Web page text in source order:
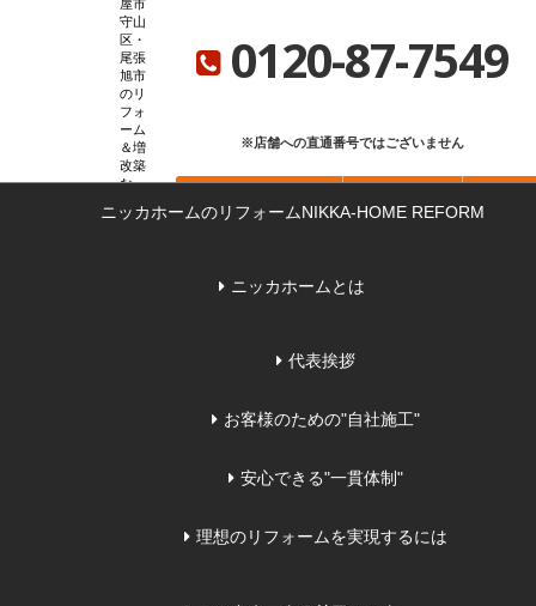
ニッカホーム総合サイト
屋市
守山
区・
尾張
旭市
のリ
フォ
ーム
＆増
改築
な
0120-87-7549
※店舗への直通番号ではございません
ニッカホームのリフォームNIKKA-HOME REFORM
ニッカホームとは
代表挨拶
お客様のための"自社施工"
安心できる"一貫体制"
理想のリフォームを実現するには